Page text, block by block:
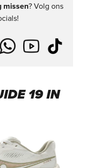
missen? Volg ons
19 IN